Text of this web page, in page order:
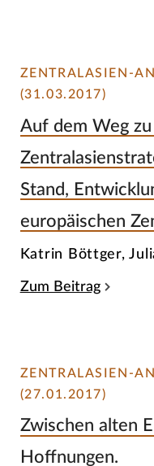
ZENTRALASIEN-
(31.03.2017)
Auf dem Weg
Stand,
europäischen
Katrin Böttger,
Zum Beitrag
ZENTRALASIEN-
(27.01.2017)
Zwischen alten
Hoffnungen.